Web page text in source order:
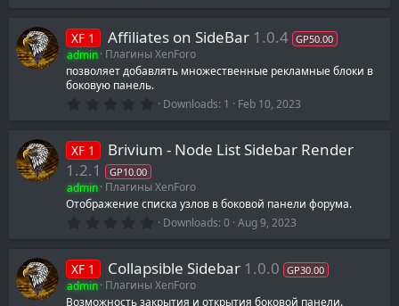
s
t
a
r
(
s
XF 1 Affiliates on SideBar 1.0.4 GP50.00
admin Плагины XenForo
позволяет добавлять множественные рекламные блоки в
боковую панель.
0
s
r
(
Downloads 1 Feb 10, 2023
XF 1
Brivium - Node List Sidebar Render
1.2.1
GP10.00
admin Плагины XenForo
Отображение списка узлов в боковой панели форума.
0
s
t
a
Downloads 0 Aug 9, 2023
XF 1 Collapsible Sidebar 1.0.0 GP30.00
admin Плагины XenForo
Возможность закрытия и открытия боковой панели.